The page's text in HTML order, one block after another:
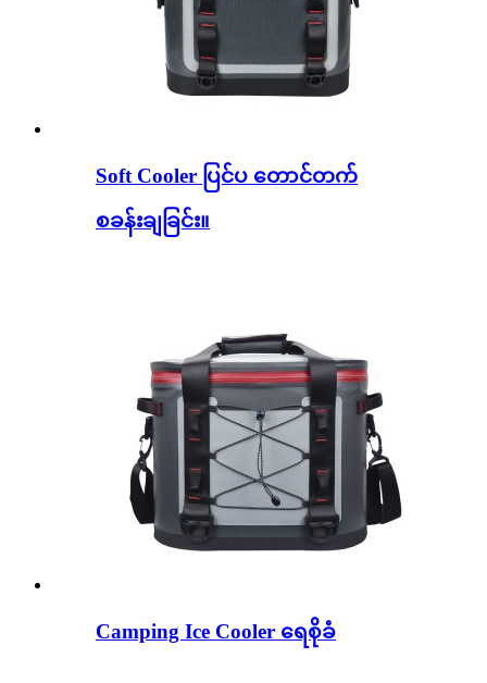
Soft Cooler ပြင်ပ တောင်တက်
စခန်းချခြင်း။
Camping Ice Cooler ရေစိုခံ